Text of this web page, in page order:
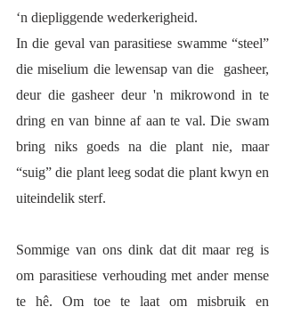
‘n diepliggende wederkerigheid.
In die geval van parasitiese swamme “steel”
die miselium die lewensap van die  gasheer,
deur die gasheer deur 'n mikrowond in te
dring en van binne af aan te val. Die swam
bring niks goeds na die plant nie, maar
“suig” die plant leeg sodat die plant kwyn en
uiteindelik sterf.
Sommige van ons dink dat dit maar reg is
om parasitiese verhouding met ander mense
te hê. Om toe te laat om misbruik en